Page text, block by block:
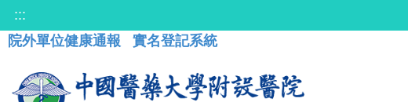
:::
院外單位健康通報
實名登記系統